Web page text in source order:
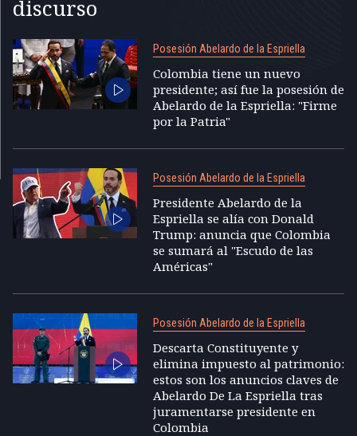
discurso
Posesión Abelardo de la Espriella
Colombia tiene un nuevo
presidente; así fue la posesión de
Abelardo de la Espriella: "Firme
por la Patria"
Posesión Abelardo de la Espriella
Presidente Abelardo de la
Espriella se alía con Donald
Trump: anuncia que Colombia
se sumará al "Escudo de las
Américas"
Posesión Abelardo de la Espriella
Descarta Constituyente y
elimina impuesto al patrimonio:
estos son los anuncios claves de
Abelardo De La Espriella tras
juramentarse presidente en
Colombia